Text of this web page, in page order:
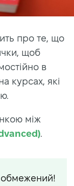
про те, що
щоб
в
курсах, які
між
обмежений!